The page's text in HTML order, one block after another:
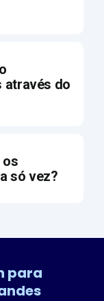
através do
os
só vez?
para